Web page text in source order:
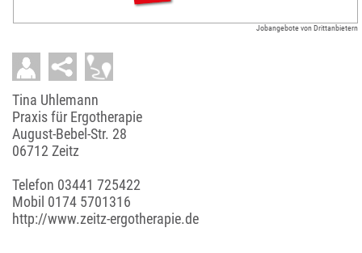
Jobangebote von Drittanbietern
Tina Uhlemann
Praxis für Ergotherapie
August-Bebel-Str. 28
06712 Zeitz
Telefon 03441 725422
Mobil 0174 5701316
http://www.zeitz-ergotherapie.de